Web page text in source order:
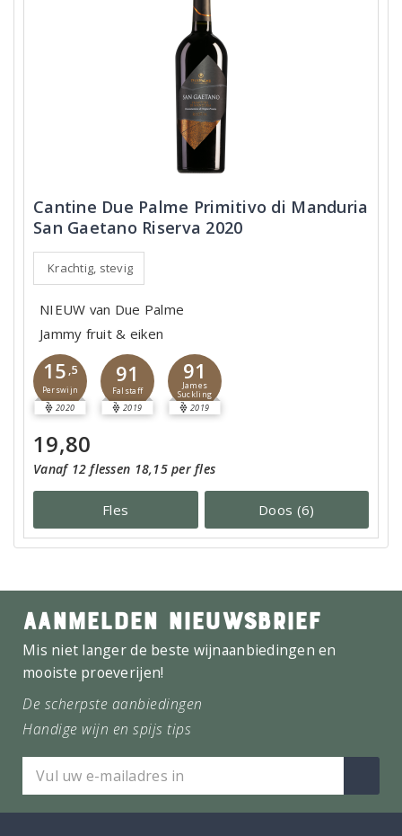
Cantine Due Palme Primitivo di Manduria
San Gaetano Riserva 2020
Krachtig, stevig
NIEUW van Due Palme
Jammy fruit & eiken
15 ,5
Perswijn
2020
91
Falstaff
2019
91
James
Suckling
2019
19,80
Vanaf 12 flessen 18,15 per fles
Fles Doos (6)
AANMELDEN NIEUWSBRIEF
Mis niet langer de beste wijnaanbiedingen en
mooiste proeverijen!
De scherpste aanbiedingen
Handige wijn en spijs tips